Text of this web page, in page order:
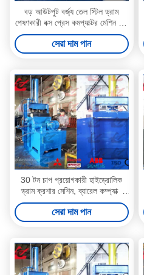
বড় আউটপুট বর্জ্য তেল স্টিল ড্রাম
পেষণকারী বক্স প্রেস কমপ্যাক্টর মেশিন 25
টন প্রেস ফোর্স উচ্চ স্থিতিশীল
পারফরম্যান্স
সেরা দাম পান
30 টন চাপ প্রয়োগকারী হাইড্রোলিক
ড্রাম ক্রশার মেশিন, ব্যারেল কম্প্যাক্ট
মেশিন 1800 কেজি
সেরা দাম পান